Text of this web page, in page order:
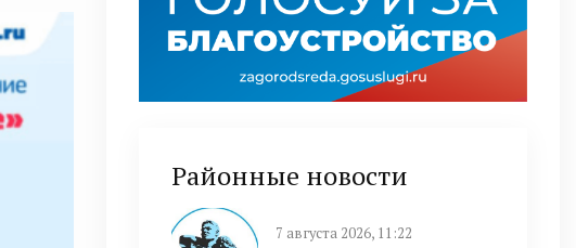
Районные новости
7 августа 2026, 11:22